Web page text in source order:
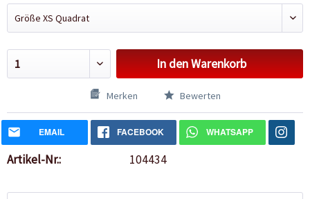
In denWarenkorb
Merken Bewerten
EMAIL FACEBOOK WHATSAPP
Artikel-Nr.: 104434